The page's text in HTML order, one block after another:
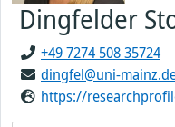
Dingfelder
+49 7274 508 35724
dingfel@uni-
https://